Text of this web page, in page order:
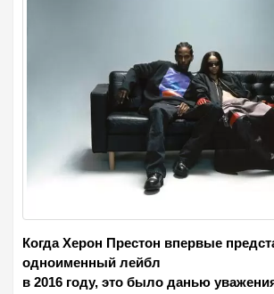
Когда Херон Престон впервые
одноименный лейбл
в 2016 году, это было данью